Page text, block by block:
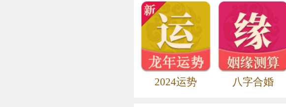
容易陷入感情纠纷中。尤
界的诱惑影响，甚至会做
害。无论是单身的还是有
感情运势，单身者可以借
2024运势 八字合婚